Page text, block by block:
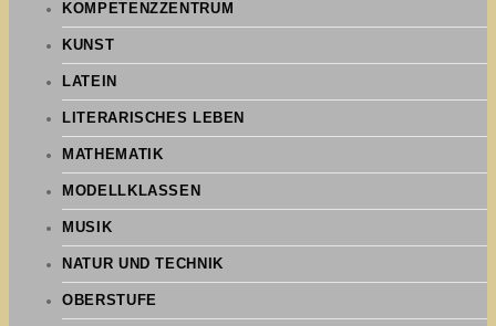
KOMPETENZZENTRUM
KUNST
LATEIN
LITERARISCHES LEBEN
MATHEMATIK
MODELLKLASSEN
MUSIK
NATUR UND TECHNIK
OBERSTUFE